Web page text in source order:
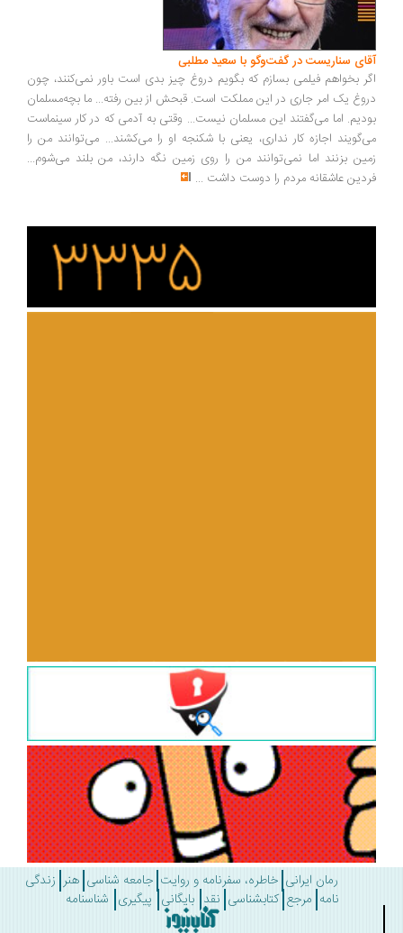
سناریست در گفت‌وگو با سعید مطلبی
بخواهم فیلمی بسازم که بگویم دروغ چیز بدی است باور نمی‌کنند، چون
یک امر جاری در این مملکت است. قبحش از بین رفته... ما بچه‌مسلمان
اما می‌گفتند این مسلمان نیست... وقتی به آدمی که در کار سینماست
اجازه کار نداری، یعنی با شکنجه او را می‌کشند... می‌توانند من را
بزنند اما نمی‌توانند من را روی زمین نگه دارند، من بلند می‌شوم...
عاشقانه مردم را دوست داشت ...
رمان ایرانی خاطره، سفرنامه و روایت جامعه شناسی هنر زندگی
مرجع کتابشناسی نقد بایگانی پیگیری شناسنامه